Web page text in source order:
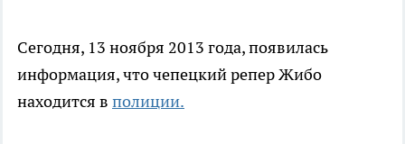
Сегодня, 13 ноября 2013 года, появилась
информация, что чепецкий репер Жибо
находится в полиции.